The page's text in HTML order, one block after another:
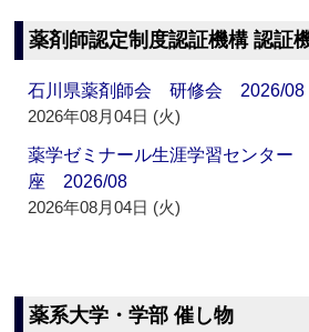
薬剤師認定制度認証機構 認証
石川県薬剤師会 研修会 2026/08
2026年08月04日 (火)
薬学ゼミナール生涯学習センター
座 2026/08
2026年08月04日 (火)
薬系大学・学部 催し物